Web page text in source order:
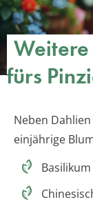
fürs
Neben
einjährige
Basilikum